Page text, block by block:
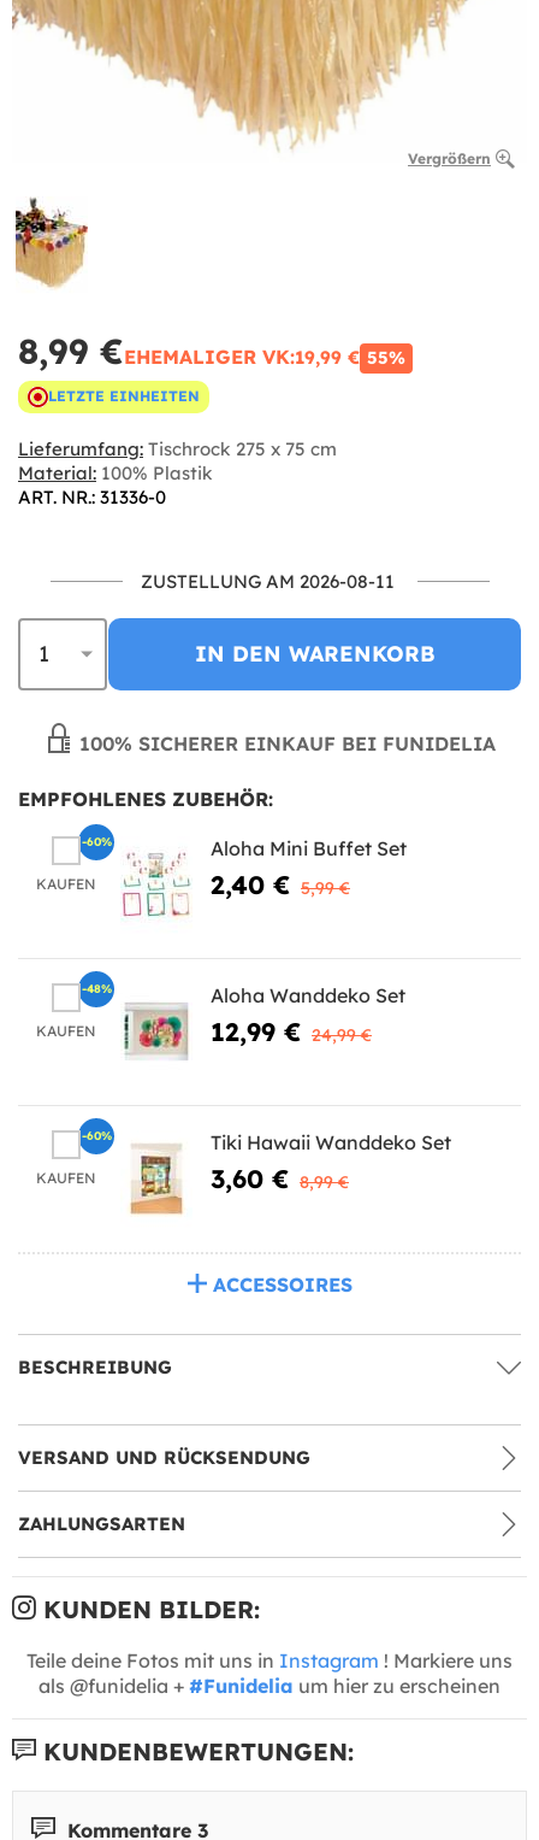
Vergrößern
8,99 €EHEMALIGER VK:19,99 € 55%
LETZTE EINHEITEN
Lieferumfang: Tischrock 275 x 75 cm
Material: 100% Plastik
ART. NR.: 31336-0
ZUSTELLUNG AM 2026-08-11
IN DEN WARENKORB
100% SICHERER EINKAUF BEI FUNIDELIA
EMPFOHLENES ZUBEHÖR:
KAUFEN
Aloha Mini Buffet Set
2,40 € 5,99 €
-60%
KAUFEN
Aloha Wanddeko Set
12,99 € 24,99 €
-48%
KAUFEN
Tiki Hawaii Wanddeko Set
3,60 € 8,99 €
-60%
ACCESSOIRES
BESCHREIBUNG
VERSAND UND RÜCKSENDUNG
ZAHLUNGSARTEN
KUNDEN BILDER:
Teile deine Fotos mit uns in Instagram ! Markiere uns
als @funidelia + #Funidelia um hier zu erscheinen
KUNDENBEWERTUNGEN:
Kommentare 3